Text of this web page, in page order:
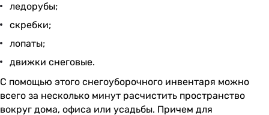
ледорубы;
скребки;
лопаты;
движки снеговые.
С помощью этого снегоуборочного инвентаря можно
всего за несколько минут расчистить пространство
вокруг дома, офиса или усадьбы. Причем для